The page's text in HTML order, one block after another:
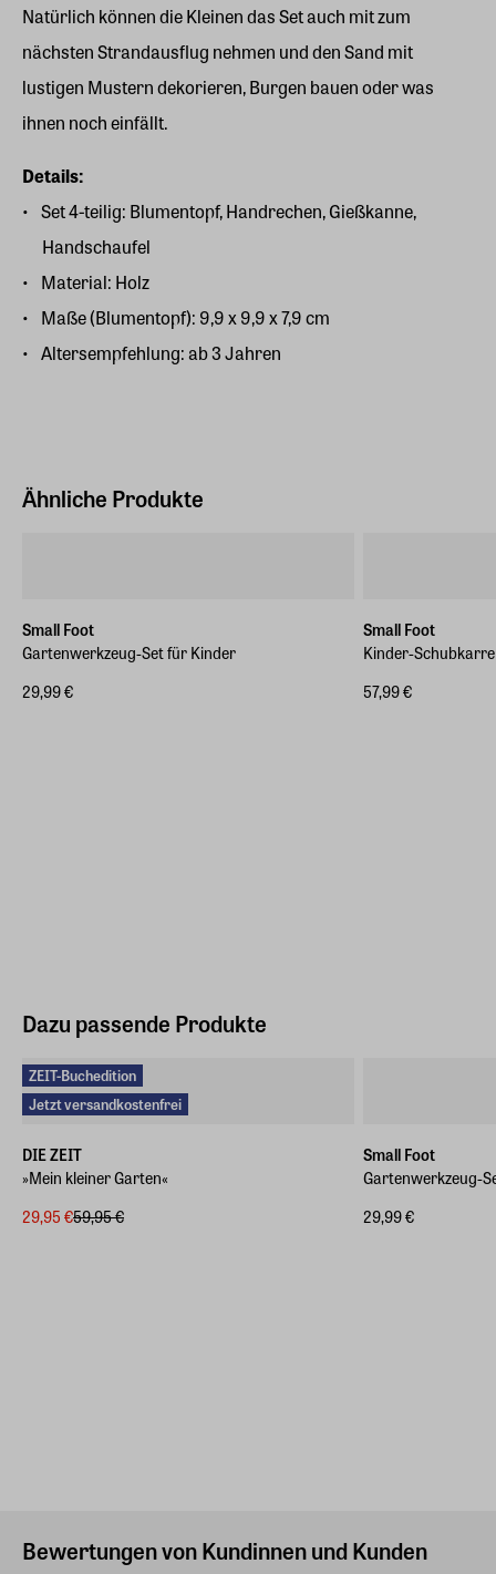
Natürlich können die Kleinen das Set auch mit zum
nächsten Strandausflug nehmen und den Sand mit
lustigen Mustern dekorieren, Burgen bauen oder was
ihnen noch einfällt.
Details:
Set 4-teilig: Blumentopf, Handrechen, Gießkanne,
Handschaufel
Material: Holz
Maße (Blumentopf): 9,9 x 9,9 x 7,9 cm
Altersempfehlung: ab 3 Jahren
Ähnliche Produkte
Small Foot
Gartenwerkzeug-Set für Kinder
29,99 €
Small Foot
Kinder-
57,99 €
Dazu passende Produkte
ZEIT-Buchedition
Jetzt versandkostenfrei
DIE ZEIT
»Mein kleiner Garten«
29,95 €59,95 €
Small Foot
Gartenwerkzeug-
29,99 €
Bewertungen von Kundinnen und Kunden